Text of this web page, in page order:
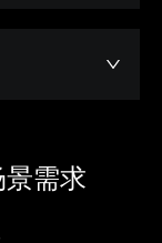
需求